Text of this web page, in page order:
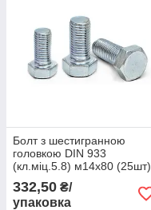
Болт з шестигранною
головкою DIN 933
(кл.міц.5.8) м14х80 (25шт)
332,50 ₴/
упаковка